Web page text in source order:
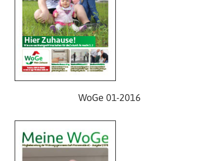
WoGe 01-2016
WoGe 02-2015